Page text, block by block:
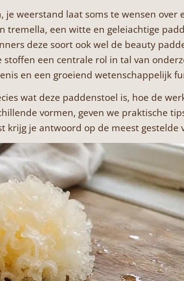
je weerstand laat soms te wensen
tremella, een witte en geleiachtige
deze soort ook wel de beauty
stoffen een centrale rol in tal van
en een groeiend wetenschappelijk
wat deze paddenstoel is, hoe de
vormen, geven we praktische
krijg je antwoord op de meest